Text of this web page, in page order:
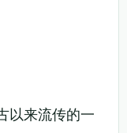
以来流传的一